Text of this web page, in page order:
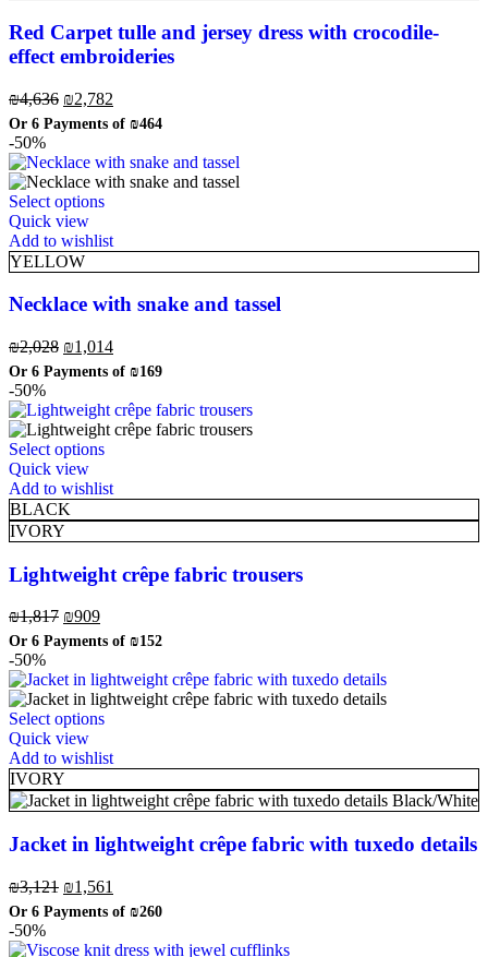
Red Carpet tulle and jersey dress with crocodile-
effect embroideries
₪4,636 ₪2,782
Or 6 Payments of ₪464
-50%
Select options
Quick view
Add to wishlist
YELLOW
Necklace with snake and tassel
₪2,028 ₪1,014
Or 6 Payments of ₪169
-50%
Select options
Quick view
Add to wishlist
BLACK
IVORY
Lightweight crêpe fabric trousers
₪1,817 ₪909
Or 6 Payments of ₪152
-50%
Select options
Quick view
Add to wishlist
IVORY
Black/White
Jacket in lightweight crêpe fabric with tuxedo details
₪3,121 ₪1,561
Or 6 Payments of ₪260
-50%